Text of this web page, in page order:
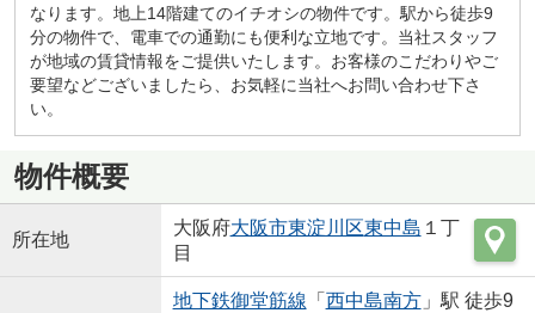
なります。地上14階建てのイチオシの物件です。駅から徒歩9
分の物件で、電車での通勤にも便利な立地です。当社スタッフ
が地域の賃貸情報をご提供いたします。お客様のこだわりやご
要望などございましたら、お気軽に当社へお問い合わせ下さ
い。
物件概要
所在地
大阪府大阪市東淀川区東中島 １丁
目
地下鉄御堂筋線 「 西中島南方」駅 徒歩9